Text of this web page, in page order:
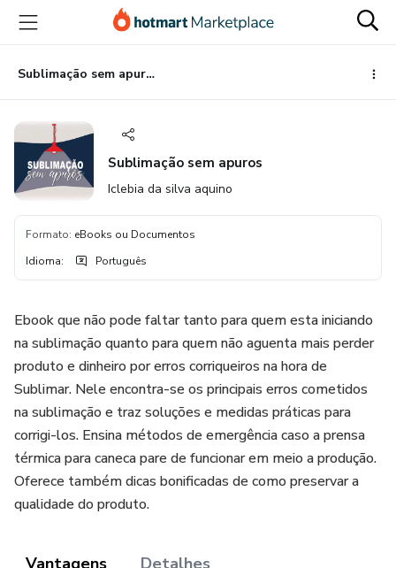
para
conteúdo
principal
para
pagamento
para
rodapé
Sublimação sem apuros
Sublimação sem apuros
Iclebia da silva aquino
Formato: eBooks ou Documentos
Idioma: Português
Ebook que não pode faltar tanto para quem esta iniciando
na sublimação quanto para quem não aguenta mais perder
produto e dinheiro por erros corriqueiros na hora de
Sublimar. Nele encontra-se os principais erros cometidos
na sublimação e traz soluções e medidas práticas para
corrigi-los. Ensina métodos de emergência caso a prensa
térmica para caneca pare de funcionar em meio a produção.
Oferece também dicas bonificadas de como preservar a
qualidade do produto.
Vantagens Detalhes